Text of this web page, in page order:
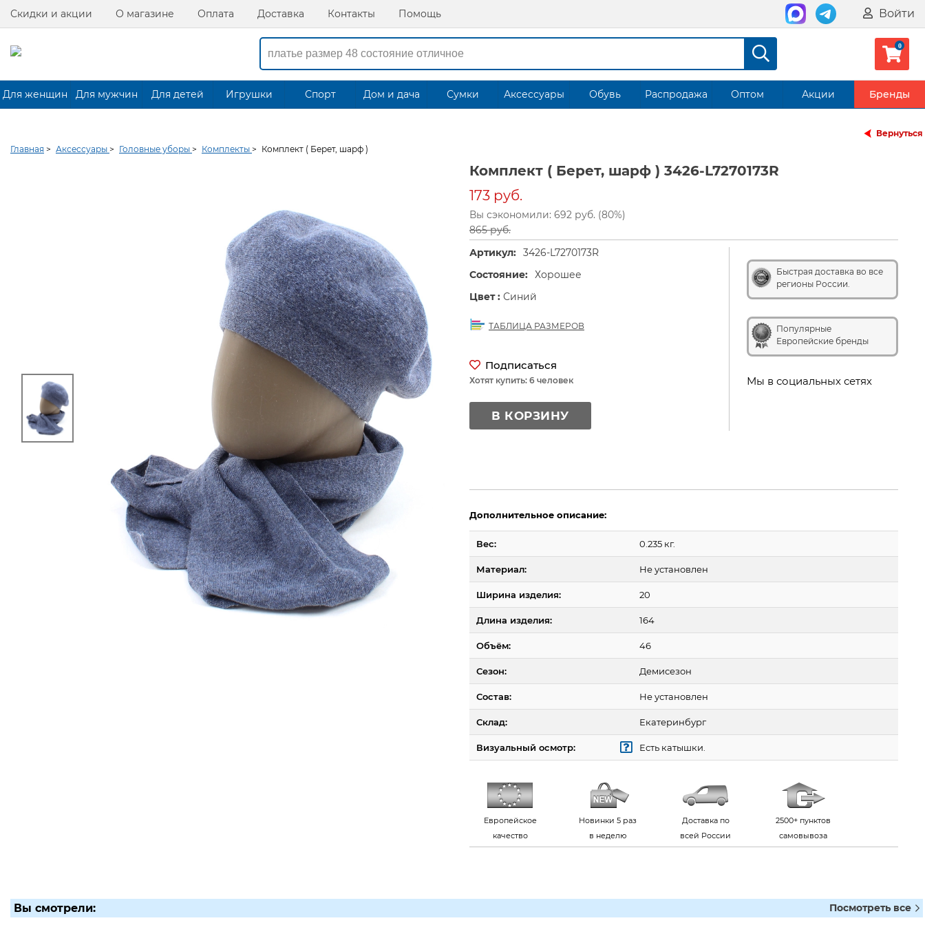
Скидки и акции О магазине Оплата Доставка Контакты Помощь Войти
Для женщин Для мужчин Для детей Игрушки Спорт Дом и дача Сумки Аксессуары Обувь Распродажа Оптом Акции Бренды
Вернуться
Главная > Аксессуары > Головные уборы > Комплекты > Комплект ( Берет, шарф )
Комплект ( Берет, шарф ) 3426-L7270173R
173 руб.
Вы сэкономили: 692 руб. (80%)
865 руб.
Быстрая доставка во все
регионы России.
Популярные
Европейские бренды
Мы в социальных сетях
Артикул: 3426-L7270173R
Состояние: Хорошее
Цвет : Синий
ТАБЛИЦА РАЗМЕРОВ
Подписаться
Хотят купить: 6 человек
В КОРЗИНУ
Дополнительное описание:
Вес: 0.235 кг.
Материал: Не установлен
Ширина изделия: 20
Длина изделия: 164
Объём: 46
Сезон: Демисезон
Состав: Не установлен
Склад: Екатеринбург
Визуальный осмотр: Есть катышки.
Европейское
качество
Новинки 5 раз
в неделю
Доставка по
всей России
2500+ пунктов
самовывоза
Вы смотрели: Посмотреть все